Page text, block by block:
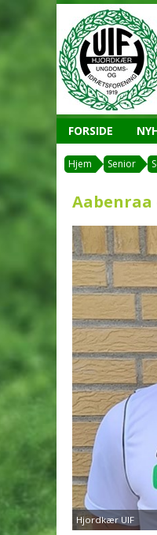
FORSIDE
Hjem Senior
Hjordkær UIF